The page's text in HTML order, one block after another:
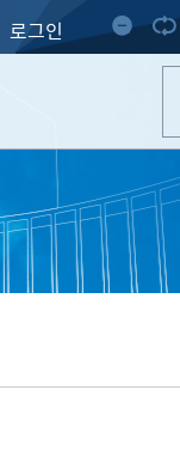
로그인